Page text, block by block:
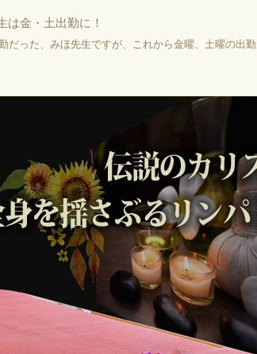
は金・土出勤に！
だった、みほ先生ですが、これから金曜、土曜の出勤